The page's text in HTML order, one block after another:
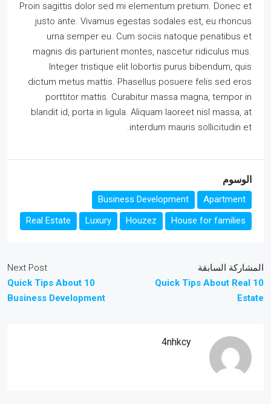
Proin sagittis dolor sed mi elementum pretium. Donec et
justo ante. Vivamus egestas sodales est, eu rhoncus
urna semper eu. Cum sociis natoque penatibus et
magnis dis parturient montes, nascetur ridiculus mus.
Integer tristique elit lobortis purus bibendum, quis
dictum metus mattis. Phasellus posuere felis sed eros
porttitor mattis. Curabitur massa magna, tempor in
blandit id, porta in ligula. Aliquam laoreet nisl massa, at
interdum mauris sollicitudin et.
الوسوم
Apartment
Business Development
House for families
Houzez
Luxury
Real Estate
المشاركة السابقة
10 Quick Tips About Real
Estate
Next Post
10 Quick Tips About
Business Development
4nhkcy